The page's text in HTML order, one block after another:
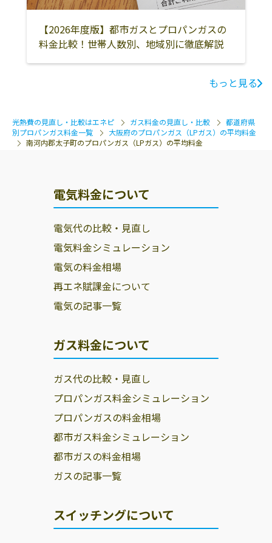
【2026年度版】都市ガスとプロパンガスの
料金比較！世帯人数別、地域別に徹底解説
もっと見る
光熱費の見直し・比較はエネピ ガス料金の見直し・比較
都道府県
別プロパンガス料金一覧
大阪府のプロパンガス（LPガス）の平均料金
南河内郡太子町のプロパンガス（LPガス）の平均料金
電気料金について
電気代の比較・見直し
電気料金シミュレーション
電気の料金相場
再エネ賦課金について
電気の記事一覧
ガス料金について
ガス代の比較・見直し
プロパンガス料金シミュレーション
プロパンガスの料金相場
都市ガス料金シミュレーション
都市ガスの料金相場
ガスの記事一覧
スイッチングについて